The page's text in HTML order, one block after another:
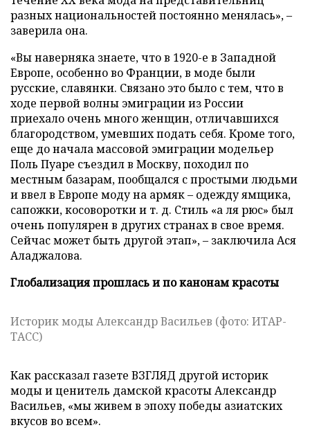
разных национальностей постоянно менялась», –
заверила она.
«Вы наверняка знаете, что в 1920-е в Западной
Европе, особенно во Франции, в моде были
русские, славянки. Связано это было с тем, что в
ходе первой волны эмиграции из России
приехало очень много женщин, отличавшихся
благородством, умевших подать себя. Кроме того,
еще до начала массовой эмиграции модельер
Поль Пуаре съездил в Москву, походил по
местным базарам, пообщался с простыми людьми
и ввел в Европе моду на армяк – одежду ямщика,
сапожки, косоворотки и т. д. Стиль «а ля рюс» был
очень популярен в других странах в свое время.
Сейчас может быть другой этап», – заключила Ася
Аладжалова.
Глобализация прошлась и по канонам красоты
Историк моды Александр Васильев (фото: ИТАР-
ТАСС)
Как рассказал газете ВЗГЛЯД другой историк
моды и ценитель дамской красоты Александр
Васильев, «мы живем в эпоху победы азиатских
вкусов во всем».